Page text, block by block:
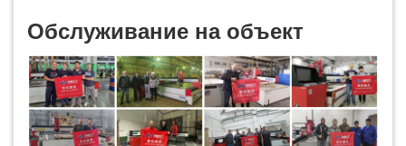
Обслуживание на объект